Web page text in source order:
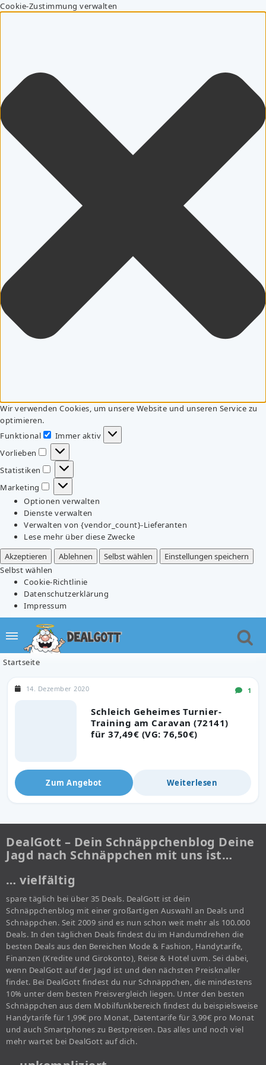
Cookie-Zustimmung verwalten
Wir verwenden Cookies, um unsere Website und unseren Service zu
optimieren.
Funktional
Funktional
Immer aktiv
Vorlieben
Vorlieben
Statistiken
Statistiken
Marketing
Marketing
Optionen verwalten
Dienste verwalten
Verwalten von {vendor_count}-Lieferanten
Lese mehr über diese Zwecke
Akzeptieren
Ablehnen Selbst wählen
Einstellungen speichern
Selbst wählen
Cookie-Richtlinie
Datenschutzerklärung
Impressum
Startseite
Schleich Geheimes Turnier-
Training am Caravan (72141)
für 37,49€ (VG: 76,50€)
14. Dezember 2020 1
Zum Angebot Weiterlesen
DealGott – Dein Schnäppchenblog Deine
Jagd nach Schnäppchen mit uns ist…
… vielfältig
spare täglich bei über 35 Deals. DealGott ist dein
Schnäppchenblog mit einer großartigen Auswahl an Deals und
Schnäppchen. Seit 2009 sind es nun schon weit mehr als 100.000
Deals. In den täglichen Deals findest du im Handumdrehen die
besten Deals aus den Bereichen Mode & Fashion, Handytarife,
Finanzen (Kredite und Girokonto), Reise & Hotel uvm. Sei dabei,
wenn DealGott auf der Jagd ist und den nächsten Preisknaller
findet. Bei DealGott findest du nur Schnäppchen, die mindestens
10% unter dem besten Preisvergleich liegen. Unter den besten
Schnäppchen aus dem Mobilfunkbereich findest du beispielsweise
Handytarife für 1,99€ pro Monat, Datentarife für 3,99€ pro Monat
und auch Smartphones zu Bestpreisen. Das alles und noch viel
mehr wartet bei DealGott auf dich.